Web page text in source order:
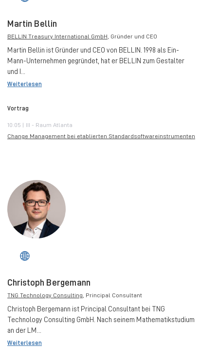
Martin Bellin
BELLIN Treasury International GmbH, Gründer und CEO
Martin Bellin ist Gründer und CEO von BELLIN. 1998 als Ein-
Mann-Unternehmen gegründet, hat er BELLIN zum Gestalter
und I...
Weiterlesen
Vortrag
10:05 | III - Raum Atlanta
Change Management bei etablierten Standardsoftwareinstrumenten
Christoph Bergemann
TNG Technology Consulting, Principal Consultant
Christoph Bergemann ist Principal Consultant bei TNG
Technology Consulting GmbH. Nach seinem Mathematikstudium
an der LM...
Weiterlesen